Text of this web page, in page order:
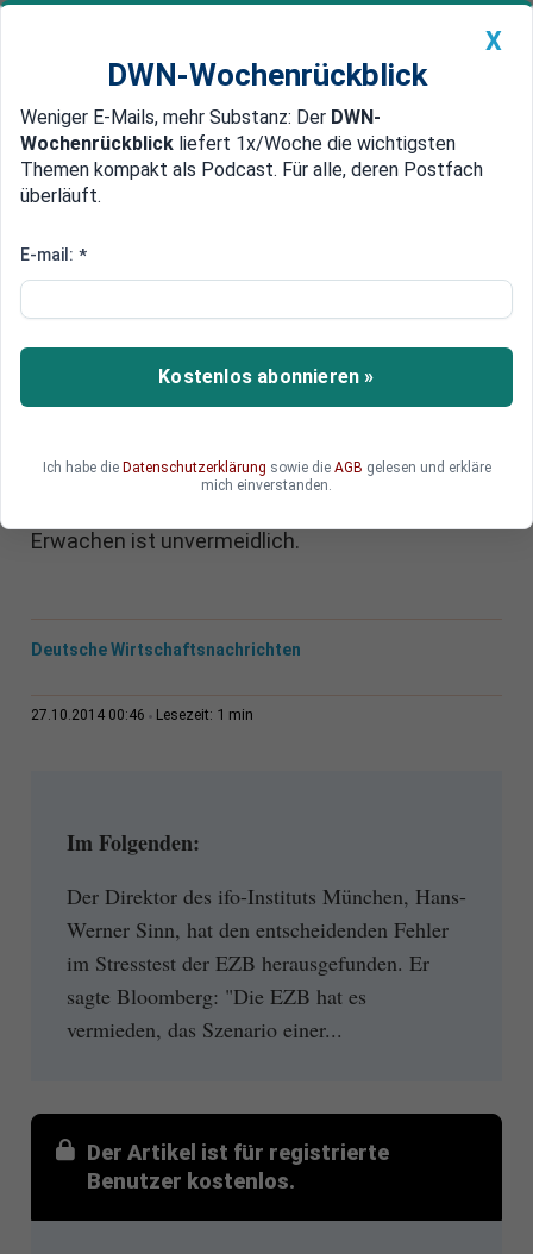
Newsticker MEIN DWN: Geldanlage Premium
Edelmetalle DWN-Magazin China
An der Realität vorbei
EZB-Stresstest: Falsche
Annahmen bringen das
gewünschte Ergebnis
Der EZB-Stresstest wird in einem wesentlichen
Deflation, die es in weiten Teilen Europa bereits
gibt, schlicht ignoriert. Das Ergebnis wird den
Erwachen ist unvermeidlich.
Deutsche Wirtschaftsnachrichten
27.10.2014 00:46 Lesezeit: 1 min
Im Folgenden:
Der Direktor des ifo-Instituts München, Hans-
Werner Sinn, hat den entscheidenden Fehler
im Stresstest der EZB herausgefunden. Er
sagte Bloomberg: "Die EZB hat es
vermieden, das Szenario einer...
Der Artikel ist für registrierte
Benutzer kostenlos.
X
DWN-Wochenrückblick
Weniger E-Mails, mehr Substanz: Der DWN-
Wochenrückblick liefert 1x/Woche die wichtigsten
Themen kompakt als Podcast. Für alle, deren Postfach
überläuft.
E-mail: *
Kostenlos abonnieren »
Ich habe die Datenschutzerklärung sowie die AGB gelesen und erkläre
mich einverstanden.